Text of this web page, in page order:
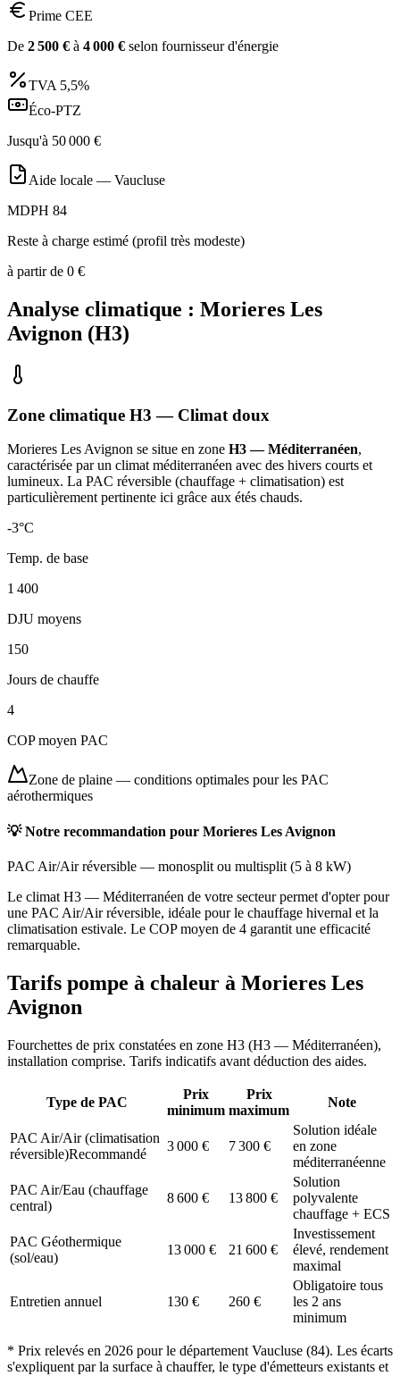
Prime CEE
De 2 500 € à 4 000 € selon fournisseur d'énergie
TVA 5,5%
Éco-PTZ
Jusqu'à 50 000 €
Aide locale — Vaucluse
MDPH 84
Reste à charge estimé (profil très modeste)
à partir de 0 €
Analyse climatique : Morieres Les
Avignon (H3)
Zone climatique H3 — Climat doux
Morieres Les Avignon se situe en zone H3 — Méditerranéen,
caractérisée par un climat méditerranéen avec des hivers courts et
lumineux. La PAC réversible (chauffage + climatisation) est
particulièrement pertinente ici grâce aux étés chauds.
-3°C
Temp. de base
1 400
DJU moyens
150
Jours de chauffe
4
COP moyen PAC
Zone de plaine — conditions optimales pour les PAC
aérothermiques
💡 Notre recommandation pour Morieres Les Avignon
PAC Air/Air réversible — monosplit ou multisplit (5 à 8 kW)
Le climat H3 — Méditerranéen de votre secteur permet d'opter pour
une PAC Air/Air réversible, idéale pour le chauffage hivernal et la
climatisation estivale. Le COP moyen de 4 garantit une efficacité
remarquable.
Tarifs pompe à chaleur à Morieres Les
Avignon
Fourchettes de prix constatées en zone H3 (H3 — Méditerranéen),
installation comprise. Tarifs indicatifs avant déduction des aides.
Type de PAC
Prix
minimum
Prix
maximum
Note
PAC Air/Air (climatisation
réversible)Recommandé
3 000 € 7 300 €
Solution idéale
en zone
méditerranéenne
PAC Air/Eau (chauffage
central)
8 600 € 13 800 €
Solution
polyvalente
chauffage + ECS
PAC Géothermique
(sol/eau)
13 000 € 21 600 €
Investissement
élevé, rendement
maximal
Entretien annuel 130 € 260 €
Obligatoire tous
les 2 ans
minimum
* Prix relevés en 2026 pour le département Vaucluse (84). Les écarts
s'expliquent par la surface à chauffer, le type d'émetteurs existants et